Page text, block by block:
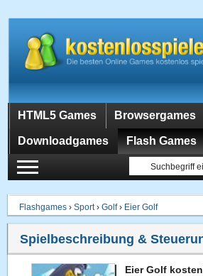
HTML5 Games Browsergames
Downloadgames Flash Games
Flashgames ›Sport›Golf› Eier Golf
Spielbeschreibung &
Eier Golf